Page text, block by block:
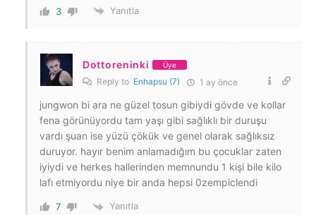
3 Yanıtla
Dottoreninki Üye
Reply to Enhapsu (7) 1 ay önce
jungwon bi ara ne güzel tosun gibiydi gövde ve kollar
fena görünüyordu tam yaşı gibi sağlıklı bir duruşu
vardı şuan ise yüzü çökük ve genel olarak sağlıksız
duruyor. hayır benim anlamadığım bu çocuklar zaten
iyiydi ve herkes hallerinden memnundu 1 kişi bile kilo
lafı etmiyordu niye bir anda hepsi 0zempiclendi
7 Yanıtla